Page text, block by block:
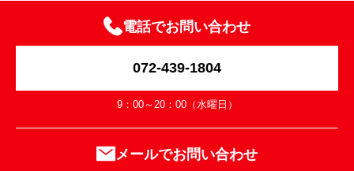
電話でお問い合わせ
072-439-1804
9：00～20：00（水曜日）
メールでお問い合わせ